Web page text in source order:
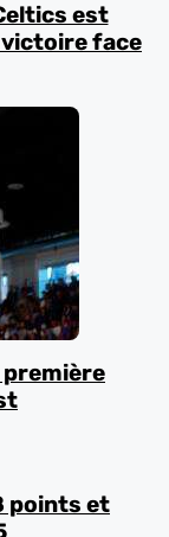
est
victoire face
première
points et